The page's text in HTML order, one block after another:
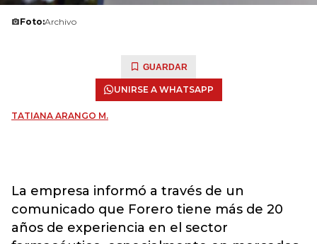
Foto:Archivo
GUARDAR
UNIRSE A WHATSAPP
TATIANA ARANGO M.
La empresa informó a través de un
comunicado que Forero tiene más de 20
años de experiencia en el sector